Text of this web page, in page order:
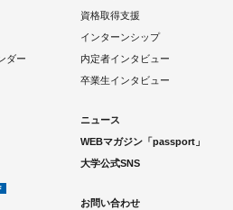
ダー
資格取得支援
インターンシップ
内定者インタビュー
卒業生インタビュー
ニュース
WEBマガジン「passport」
大学公式SNS
お問い合わせ